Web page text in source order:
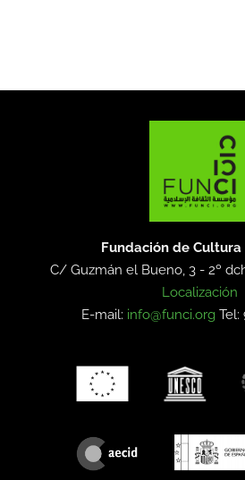
Fundación de Cultura
C/ Guzmán el Bueno, 3 - 2º
Localización
E-mail: info@funci.org Tel: